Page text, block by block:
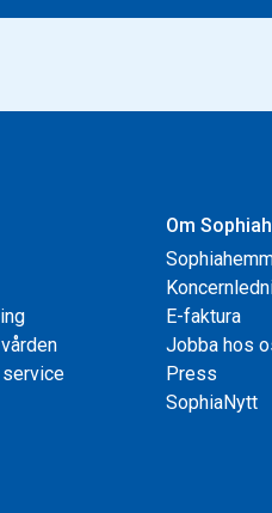
Om
E-faktura
Jobba hos
Press
SophiaNytt